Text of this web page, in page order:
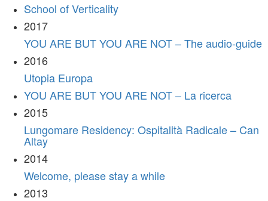
School of Verticality
2017
YOU ARE BUT YOU ARE NOT – The audio-guide
2016
Utopia Europa
YOU ARE BUT YOU ARE NOT – La ricerca
2015
Lungomare Residency: Ospitalità Radicale – Can
Altay
2014
Welcome, please stay a while
2013